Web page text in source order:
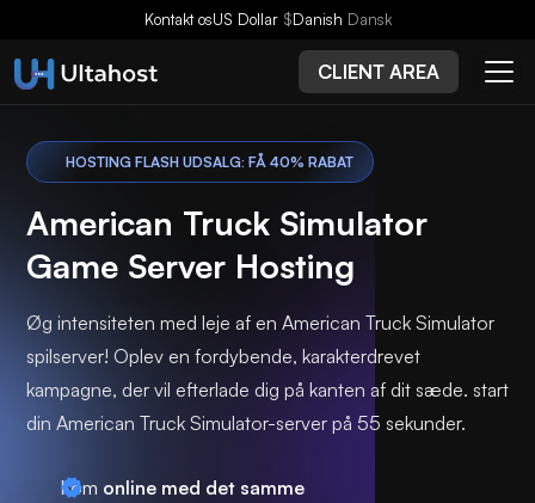
Kontakt osUS Dollar $Danish Dansk
CLIENT AREA
HOSTING FLASH UDSALG: FÅ 40% RABAT
American Truck Simulator
Game Server Hosting
Øg intensiteten med leje af en American Truck Simulator
spilserver! Oplev en fordybende, karakterdrevet
kampagne, der vil efterlade dig på kanten af dit sæde. start
din American Truck Simulator-server på 55 sekunder.
Kom online med det samme